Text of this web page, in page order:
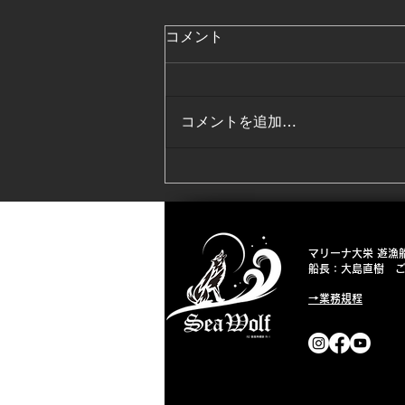
コメント
コメントを追加…
マリーナ大栄 遊漁
船長：大島直樹
→業務規程